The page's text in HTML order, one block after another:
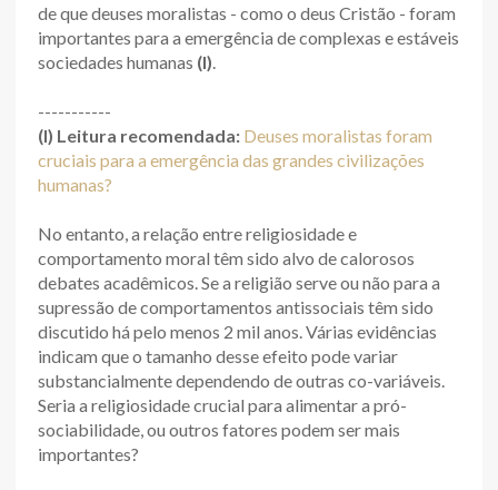
de que deuses moralistas - como o deus Cristão - foram
importantes para a emergência de complexas e estáveis
sociedades humanas (I).
-----------
(I) Leitura recomendada: Deuses moralistas foram
cruciais para a emergência das grandes civilizações
humanas?
No entanto, a relação entre religiosidade e
comportamento moral têm sido alvo de calorosos
debates acadêmicos. Se a religião serve ou não para a
supressão de comportamentos antissociais têm sido
discutido há pelo menos 2 mil anos. Várias evidências
indicam que o tamanho desse efeito pode variar
substancialmente dependendo de outras co-variáveis.
Seria a religiosidade crucial para alimentar a pró-
sociabilidade, ou outros fatores podem ser mais
importantes?